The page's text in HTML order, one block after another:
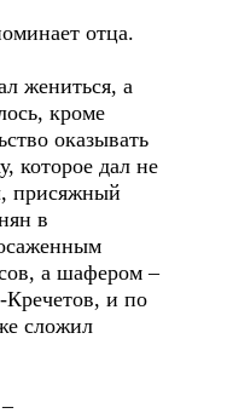
отца.
жениться, а
кроме
оказывать
которое дал не
присяжный
в
а шафером –
Кречетов, и по
сложил